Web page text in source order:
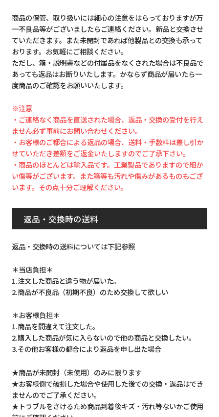
商品の保管、取り扱いには細心の注意をはらっておりますが万
一不良品等がございましたらご連絡ください。新品と交換させ
ていただきます。また未開封であれば他製品との交換も承って
おります。お気軽にご相談ください。
ただし、箱・説明書などの付属品をなくされた場合は不良品で
あっても返品はお断りいたします。かならず商品が届いたら一
度商品のご確認をお願いいたします。
※注意
・ご連絡なく商品を直送された場合、返品・交換の受付を行え
ません必ず事前にお問い合わせください。
・お客様のご都合による返品の場合、送料・手数料は差し引か
せていただき差額をご返金いたしますのでご了承下さい。
・商品のほとんどは輸入品です。工業製品でありますので細か
い傷等がございます。また箱等も汚れや傷みがあるものもござ
います。その点十分ご理解ください。
返品・交換時の送料
返品・交換時の送料については下記参照
＊当店負担＊
1.注文した商品と違う物が届いた。
2.商品が不良品（初期不良）のため交換して欲しい
＊お客様負担＊
1.商品を間違えて注文した。
2.購入した商品が気に入らないので他の商品と交換したい。
3.その他お客様の都合により返品を申し出た場合
★商品が未開封（未使用）のみに限ります
★お客様側で破損した場合や使用した後での交換・返品はでき
ませんのでご了承ください。
★トラブルをさけるため商品到着後キズ・汚れ等ないかご使用